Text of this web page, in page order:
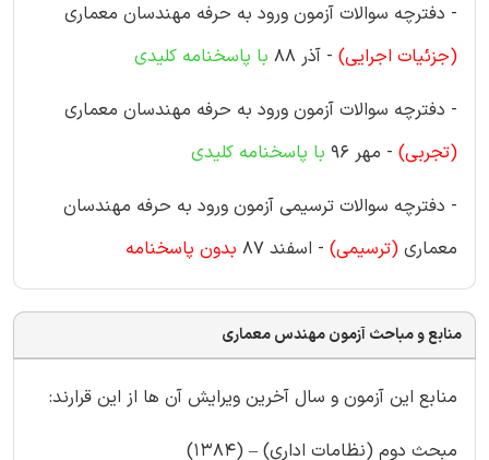
- دفترچه سوالات آزمون ورود به حرفه مهندسان معماری
(جزئیات اجرایی) - آذر 88 با پاسخنامه کلیدی
- دفترچه سوالات آزمون ورود به حرفه مهندسان معماری
(تجربی) - مهر 96 با پاسخنامه کلیدی
- دفترچه سوالات ترسیمی آزمون ورود به حرفه مهندسان
معماری (ترسیمی) - اسفند 87 بدون پاسخنامه
منابع و مباحث آزمون مهندس معماری
منابع این آزمون و سال آخرین ویرایش آن ها از این قرارند:
مبحث دوم (نظامات اداری) – (۱۳۸۴)